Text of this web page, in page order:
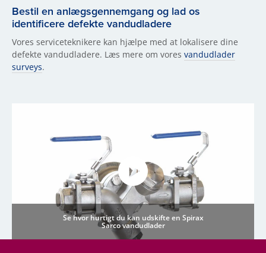
Bestil en anlægsgennemgang og lad os
identificere defekte vandudladere
Vores serviceteknikere kan hjælpe med at lokalisere dine
defekte vandudladere. Læs mere om vores vandudlader
surveys.
Se hvor hurtigt du kan udskifte en Spirax
Sarco vandudlader